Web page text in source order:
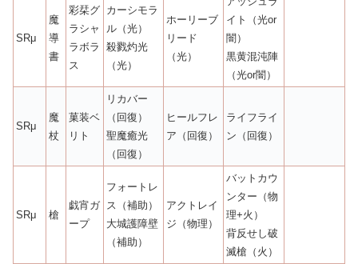
SRμ
魔
導
書
彩栞グ
ラシャ
ラボラ
ス
カーシモラ
ル（光）
殺戮灼光
（光）
ホーリーブ
リード
（光）
イト（光or
闇）
黒黄混沌陣
（光or闇）
SRμ
魔
杖
菓装ベ
リト
リカバー
（回復）
聖魔癒光
（回復）
ヒールフレ
ア（回復）
ライフライ
ン（回復）
SRμ 槍
戯宵ガ
ープ
フォートレ
ス（補助）
大城護障壁
（補助）
アクトレイ
ジ（物理）
バットカウ
ンター（物
理+火）
背反せし破
滅槍（火）